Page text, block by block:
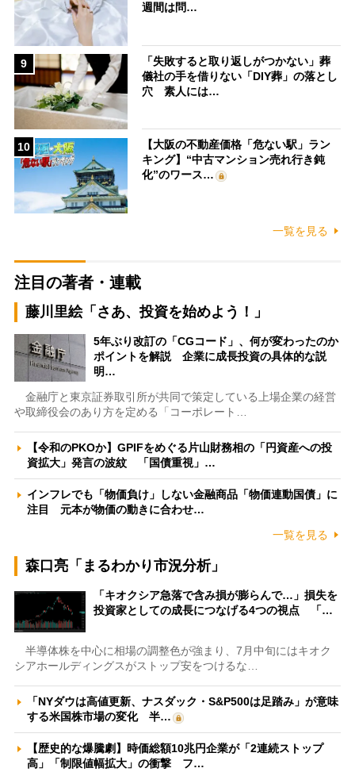
週間は問…
9
「失敗すると取り返しがつかない」葬
儀社の手を借りない「DIY葬」の落とし
穴 素人には…
10
【大阪の不動産価格「危ない駅」ラン
キング】“中古マンション売れ行き鈍
化”のワース…
一覧を見る
注目の著者・連載
藤川里絵「さあ、投資を始めよう！」
5年ぶり改訂の「CGコード」、何が変わったのか
ポイントを解説 企業に成長投資の具体的な説
明…
金融庁と東京証券取引所が共同で策定している上場企業の経営
や取締役会のあり方を定める「コーポレート…
【令和のPKOか】GPIFをめぐる片山財務相の「円資産への投
資拡大」発言の波紋 「国債重視」…
インフレでも「物価負け」しない金融商品「物価連動国債」に
注目 元本が物価の動きに合わせ…
一覧を見る
森口亮「まるわかり市況分析」
「キオクシア急落で含み損が膨らんで…」損失を
投資家としての成長につなげる4つの視点 「…
半導体株を中心に相場の調整色が強まり、7月中旬にはキオク
シアホールディングスがストップ安をつけるな…
「NYダウは高値更新、ナスダック・S&P500は足踏み」が意味
する米国株市場の変化 半…
【歴史的な爆騰劇】時価総額10兆円企業が「2連続ストップ
高」「制限値幅拡大」の衝撃 フ…